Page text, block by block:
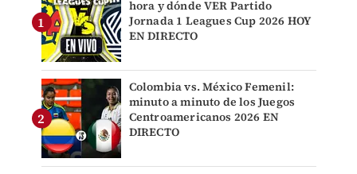
hora y dónde VER Partido
Jornada 1 Leagues Cup 2026 HOY
EN DIRECTO
Colombia vs. México Femenil:
minuto a minuto de los Juegos
Centroamericanos 2026 EN
DIRECTO